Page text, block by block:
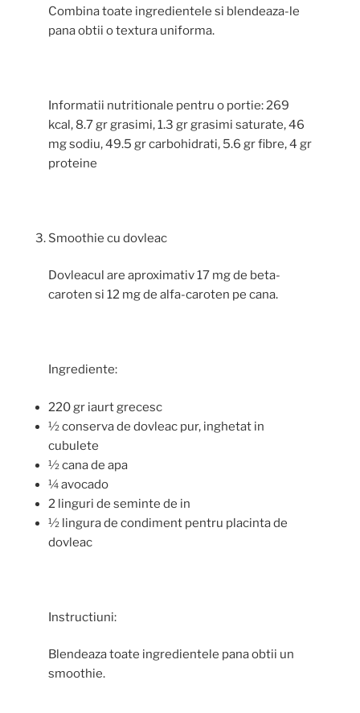
Combina toate ingredientele si blendeaza-le
pana obtii o textura uniforma.
Informatii nutritionale pentru o portie: 269
kcal, 8.7 gr grasimi, 1.3 gr grasimi saturate, 46
mg sodiu, 49.5 gr carbohidrati, 5.6 gr fibre, 4 gr
proteine
Smoothie cu dovleac
Dovleacul are aproximativ 17 mg de beta-
caroten si 12 mg de alfa-caroten pe cana.
Ingrediente:
220 gr iaurt grecesc
½ conserva de dovleac pur, inghetat in
cubulete
½ cana de apa
¼ avocado
2 linguri de seminte de in
½ lingura de condiment pentru placinta de
dovleac
Instructiuni:
Blendeaza toate ingredientele pana obtii un
smoothie.